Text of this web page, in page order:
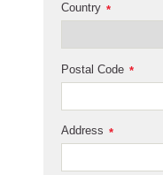
*
Country
*
Postal Code
*
Address